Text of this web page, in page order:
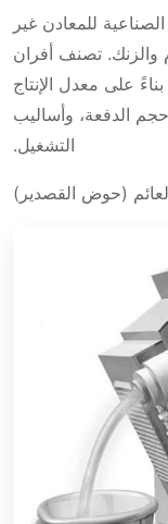
للمعادن غير
والزنك. تصنف أفران
على معدل الإنتاج
الدفعة، وأساليب
التشغيل.
(حوض القصدير)